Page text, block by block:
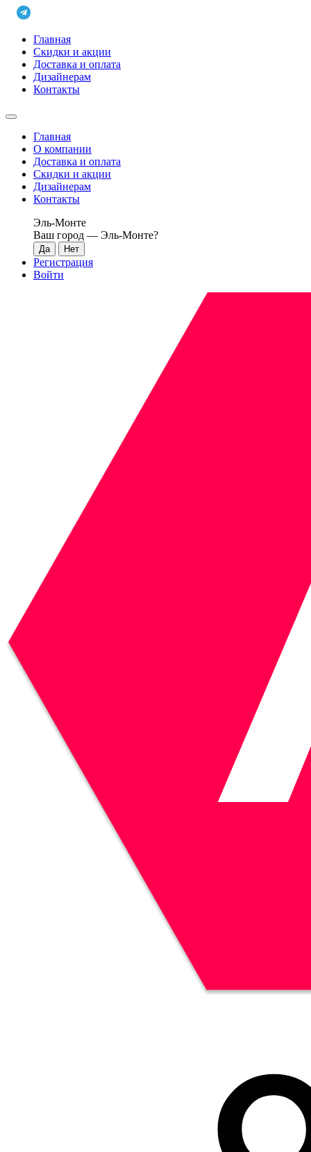
Главная
Скидки и акции
Доставка и оплата
Дизайнерам
Контакты
Главная
О компании
Доставка и оплата
Скидки и акции
Дизайнерам
Контакты
Эль-Монте
Ваш город — Эль-Монте?
Регистрация
Войти